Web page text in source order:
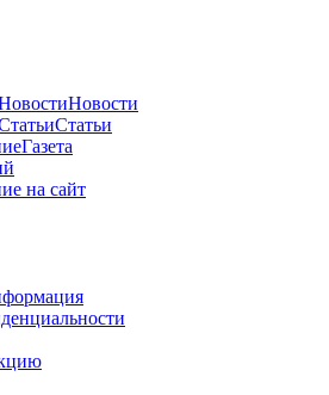
Новости
Статьи
Газета
на сайт